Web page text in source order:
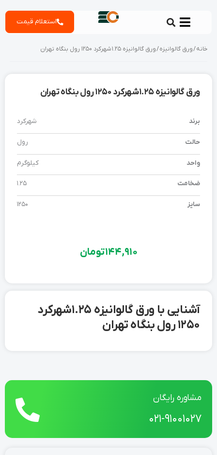
استعلام قیمت
مشاوره رایگان
021-91001027
خانه/ورق گالوانیزه/ ورق گالوانیزه 1.25 شهرکرد 1250 رول بنگاه تهران
ورق گالوانیزه 1.25 شهرکرد 1250 رول بنگاه تهران
برند شهرکرد
حالت رول
واحد کیلوگرم
ضخامت 1.25
سایز 1250
144,910تومان
آشنایی با ورق گالوانیزه 1.25 شهرکرد
1250 رول بنگاه تهران